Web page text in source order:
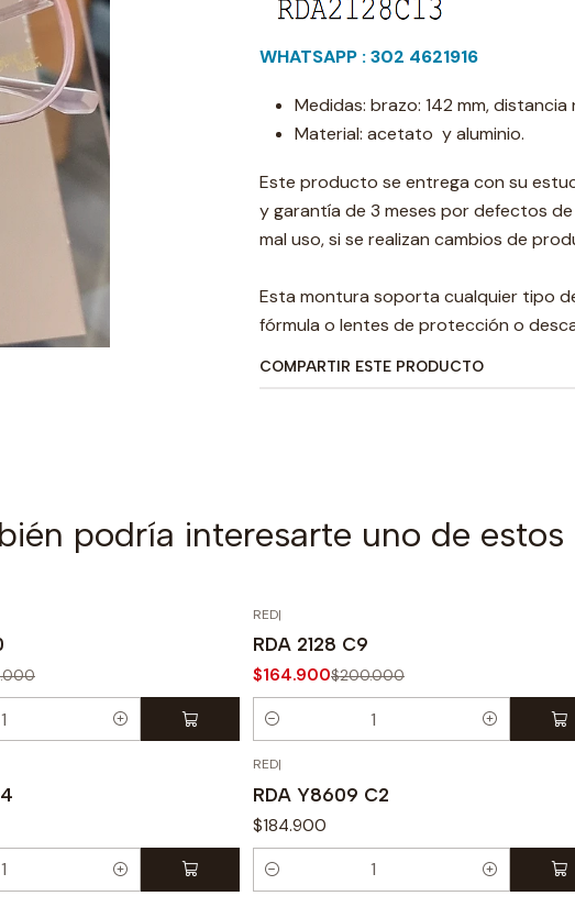
WHATSAPP : 302 4621916
Medidas: brazo: 142 mm, distancia
Material: acetato y aluminio.
Este producto se entrega con su
y garantía de 3 meses por defectos
mal uso, si se realizan cambios de
Esta montura soporta cualquier tipo
fórmula o lentes de protección o
COMPARTIR ESTE PRODUCTO
podría interesarte uno de estos
RED|
RDA 2128 C9
$164.900$200.000
Cantidad
RED|
RDA Y8609 C2
$184.900
Cantidad